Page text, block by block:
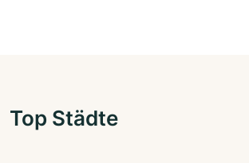
Top Städte